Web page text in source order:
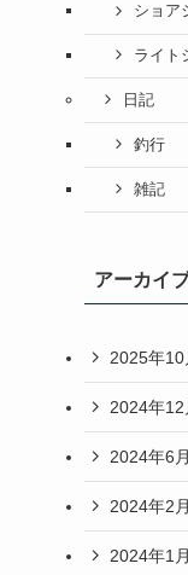
ショア
ライト
日記
釣行
雑記
アーカイ
2025年10
2024年12
2024年6月
2024年2月
2024年1月